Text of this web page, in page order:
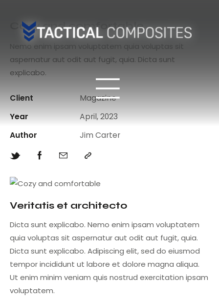
Cozy and comfortable
Nemo enim ipsam voluptatem quia voluptas sit
aspernatur aut odit aut fugit, quia. Dicta sunt
explicabo.
Client
Magazine
Year
April, 2023
Author
Jim Carter
Veritatis et architecto
Dicta sunt explicabo. Nemo enim ipsam voluptatem
quia voluptas sit aspernatur aut odit aut fugit, quia.
Dicta sunt explicabo. Adipiscing elit, sed do eiusmod
tempor incididunt ut labore et dolore magna aliqua.
Ut enim minim veniam quis nostrud exercitation ipsam
voluptatem.